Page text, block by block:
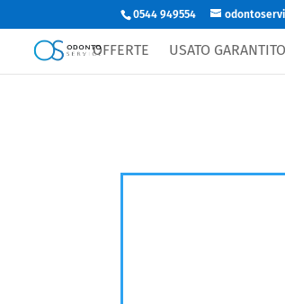
0544 949554
OFFERTE USATO GARANTITO